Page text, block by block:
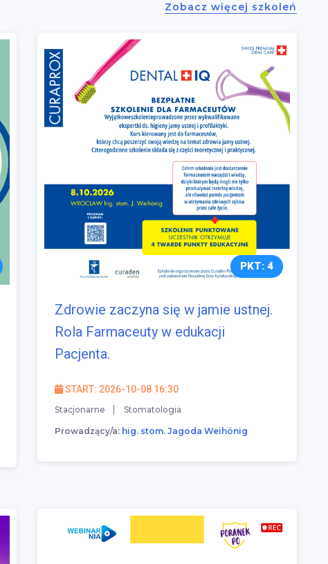
Zobacz więcej szkoleń
PKT: 4
Zdrowie zaczyna się w jamie ustnej.
Rola Farmaceuty w edukacji
Pacjenta.
START: 2026-10-08 16:30
Stacjonarne Stomatologia
Prowadzący/a: hig. stom. Jagoda Weihönig